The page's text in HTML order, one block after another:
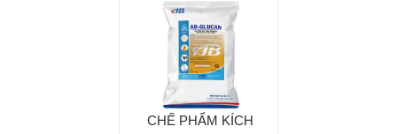
CHẾ PHẨM KÍCH